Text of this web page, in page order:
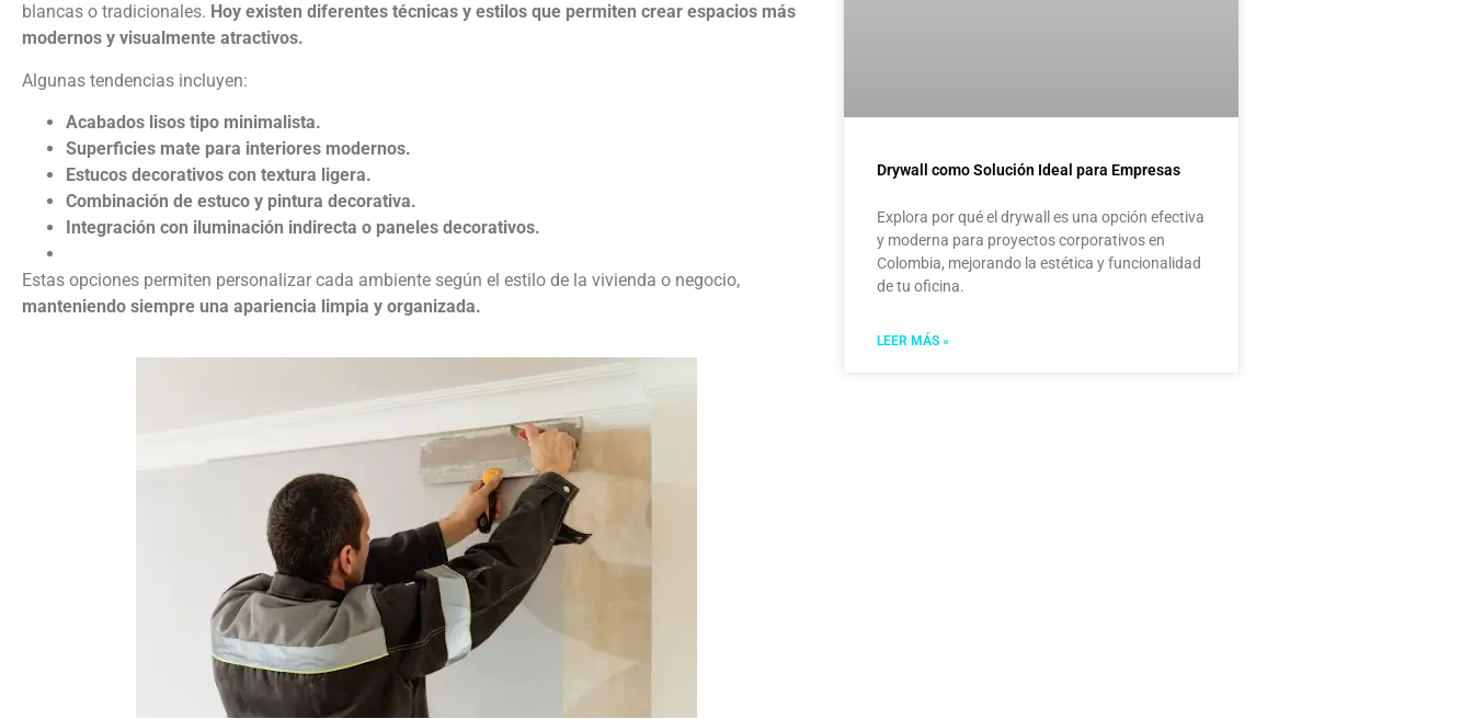
blancas o tradicionales. Hoy existen diferentes técnicas y estilos que permiten crear espacios más
modernos y visualmente atractivos.
Algunas tendencias incluyen:
Acabados lisos tipo minimalista.
Superficies mate para interiores modernos.
Estucos decorativos con textura ligera.
Combinación de estuco y pintura decorativa.
Integración con iluminación indirecta o paneles decorativos.
Estas opciones permiten personalizar cada ambiente según el estilo de la vivienda o negocio,
manteniendo siempre una apariencia limpia y organizada.
Drywall como Solución Ideal para Empresas
Explora por qué el drywall es una opción efectiva
y moderna para proyectos corporativos en
Colombia, mejorando la estética y funcionalidad
de tu oficina.
LEER MÁS »